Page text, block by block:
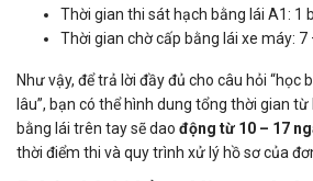
Thời gian thi sát hạch bằng lái A1: 1
Thời gian chờ cấp bằng lái xe máy: 7
Như vậy, để trả lời đầy đủ cho câu hỏi “học
lâu”, bạn có thể hình dung tổng thời gian
bằng lái trên tay sẽ dao động từ 10 – 17
thời điểm thi và quy trình xử lý hồ sơ của